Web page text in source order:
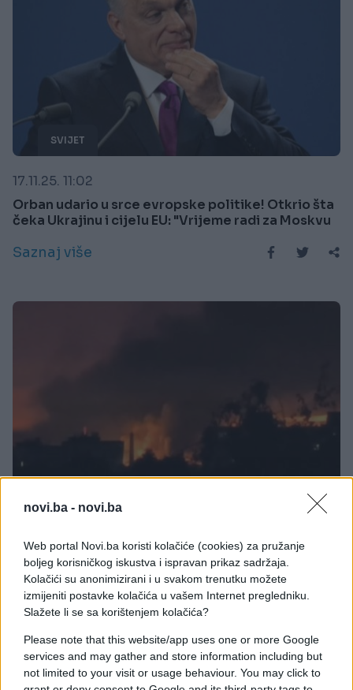
novi.ba - novi.ba
Web portal Novi.ba koristi kolačiće (cookies) za pružanje
boljeg korisničkog iskustva i ispravan prikaz sadržaja.
Kolačići su anonimizirani i u svakom trenutku možete
izmijeniti postavke kolačića u vašem Internet pregledniku.
Slažete li se sa korištenjem kolačića?
Please note that this website/app uses one or more Google
services and may gather and store information including but
not limited to your visit or usage behaviour. You may click to
SVIJET
17.11.25. 11:02
Orban udario u srce evropske politike! Otkrio šta
čeka Ukrajinu i cijelu EU: "Vrijeme radi za Moskvu
Saznaj više
SVIJET
15.11.25. 21:22
Potpuno neshvatljivo šta se upravo događa u
Ukrajini: "Eto, zbog takvih stvari ćete izgubiti rat"
Saznaj više